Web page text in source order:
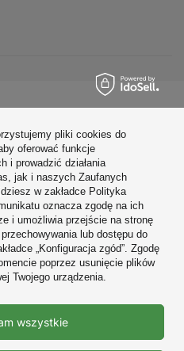
ceny brutto (z VAT).
pliki cookies do
oferować funkcje
i prowadzić działania
jak i naszych Zaufanych
w zakładce Polityka
oznacza zgodę na ich
i umożliwia przejście na stronę
lub dostępu do
„Konfiguracja zgód”. Zgodę
poprzez usunięcie plików
Twojego urządzenia.
wszystkie